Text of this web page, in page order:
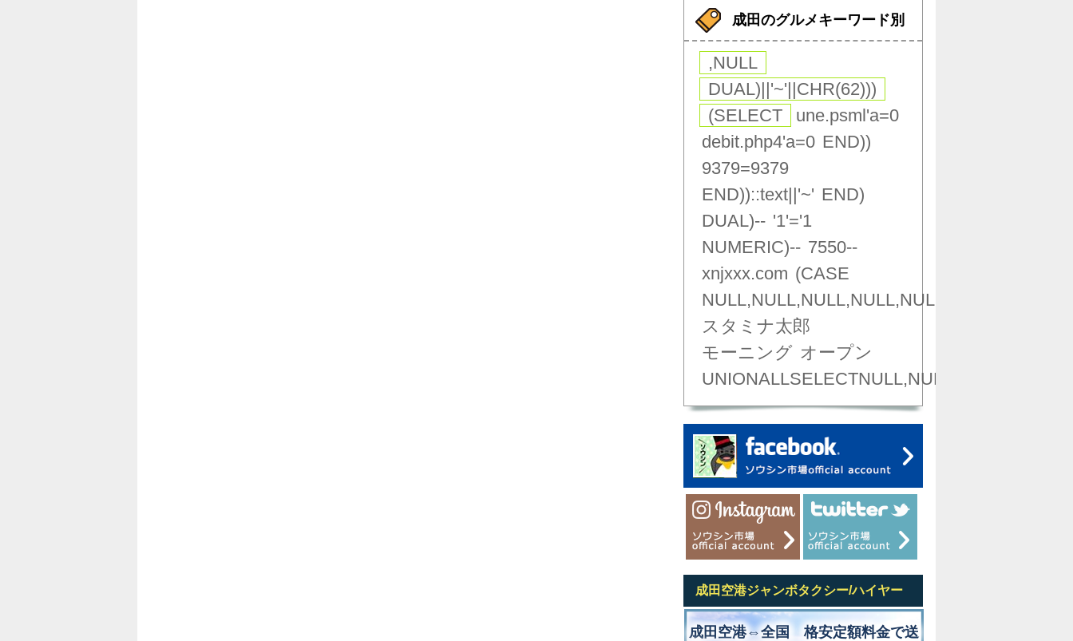
成田のグルメキーワード別
,NULL
DUAL)||'~'||CHR(62)))
(SELECT
une.psml'a=0
debit.php4'a=0 END))
9379=9379
END))::text||'~' END)
DUAL)-- '1'='1
NUMERIC)-- 7550--
xnjxxx.com (CASE
スタミナ太郎
モーニング オープン
成田空港ジャンボタクシー/ハイヤー
成田空港⇔全国 格安定額料金で送